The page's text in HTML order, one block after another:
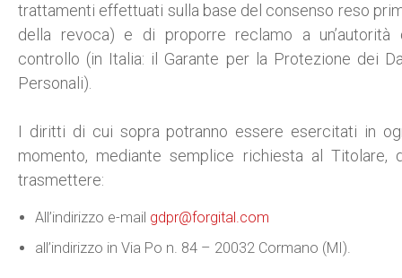
trattamenti effettuati sulla base del consenso reso
della revoca) e di proporre reclamo a un’autorità
controllo (in Italia: il Garante per la Protezione dei
Personali).
I diritti di cui sopra potranno essere esercitati in
momento, mediante semplice richiesta al Titolare,
trasmettere:
All’indirizzo e-mail gdpr@forgital.com
all’indirizzo in Via Po n. 84 – 20032 Cormano (MI).